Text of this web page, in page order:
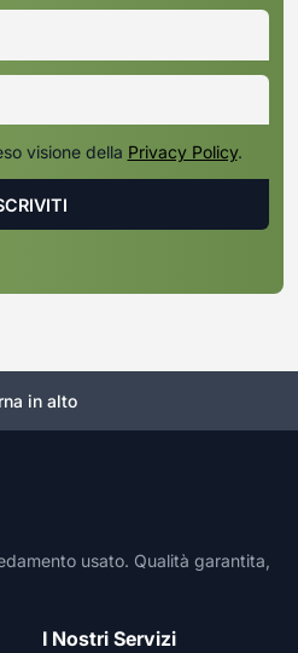
visione della Privacy Policy.
in alto
usato. Qualità garantita,
I Nostri Servizi